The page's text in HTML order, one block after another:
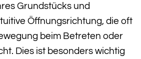
Grundstücks und
Öffnungsrichtung, die oft
beim Betreten oder
Dies ist besonders wichtig